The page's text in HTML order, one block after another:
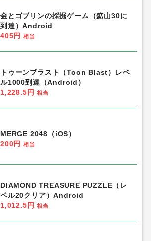
金とゴブリンの採掘ゲーム（鉱山30に
到達）Android
405円
相当
トゥーンブラスト（Toon Blast）レベ
ル1000到達（Android）
1,228.5円
相当
MERGE 2048（iOS）
200円
相当
DIAMOND TREASURE PUZZLE（レ
ベル20クリア）Android
1,012.5円
相当